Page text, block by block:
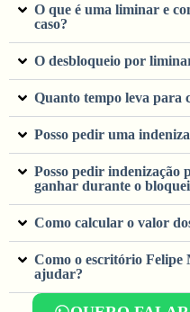
O que é uma liminar e
caso?
O desbloqueio por
Quanto tempo leva para
Posso pedir uma
Posso pedir indenização
ganhar durante o
Como calcular o valor
Como o escritório Felipe
ajudar?